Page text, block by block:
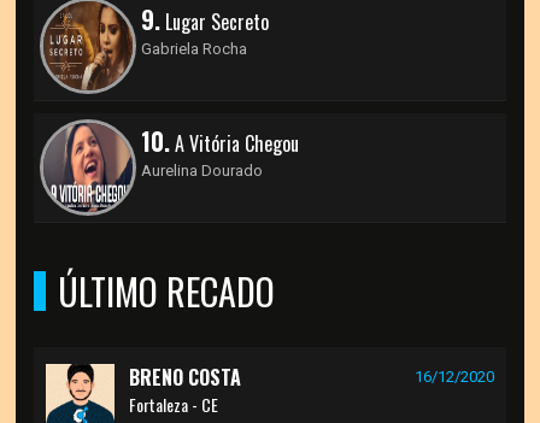
9. Lugar Secreto
Gabriela Rocha
10.A Vitória Chegou
Aurelina Dourado
ÚLTIMO RECADO
BRENO COSTA 16/12/2020
Fortaleza - CE